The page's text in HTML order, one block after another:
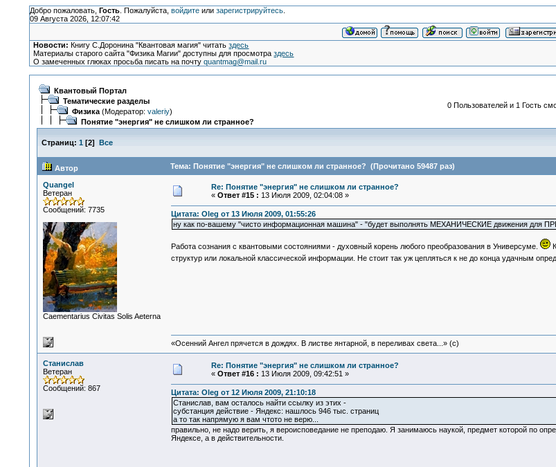
Добро пожаловать, Гость. Пожалуйста, войдитеили зарегистрируйтесь.
09 Августа 2026, 12:07:42
Новости: Книгу С.Доронина "Квантовая магия" читатьздесь
Материалы старого сайта "Физика Магии" доступны для просмотраздесь
О замеченных глюках просьба писать на почтуquantmag@mail.ru
Квантовый Портал
Тематические разделы
Физика(Модератор: valeriy)
Понятие "энергия" не слишком ли странное?
0 Пользователей и 1 Гость
Страниц: 1 [2] Все
Автор Тема: Понятие "энергия" не слишком ли странное? (Прочитано 59487 раз)
Quangel
Ветеран
Сообщений: 7735
Сaementarius Civitas Solis Aeterna
Re: Понятие "энергия" не слишком ли странное?
« Ответ #15 : 13 Июля 2009, 02:04:08 »
Цитата: Oleg от 13 Июля 2009, 01:55:26
ну как по-вашему "чисто информационная машина" - "будет выполнять МЕХАНИЧЕСКИЕ движения
Работа сознания с квантовыми состояниями - духовный корень любого преобразования в Универсуме.
структур или локальной классической информации. Не стоит так уж цепляться к не до конца удачным
«Осенний Ангел прячется в дождях. В листве янтарной, в переливах света...» (c)
Станислав
Ветеран
Сообщений: 867
Re: Понятие "энергия" не слишком ли странное?
« Ответ #16 : 13 Июля 2009, 09:42:51 »
Цитата: Oleg от 12 Июля 2009, 21:10:18
Станислав, вам осталось найти ссылку из этих -
субстанция действие - Яндекс: нашлось 946 тыс. страниц
а то так напрямую я вам чтото не верю...
правильно, не надо верить, я вероисповедание не преподаю. Я занимаюсь наукой, предмет которой по
Яндексе, а в действительности.